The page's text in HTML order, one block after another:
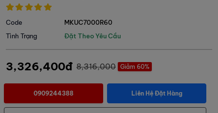
Tình Trạng Đặt Theo Yêu Cầu
Code MKUC7000R60
3,326,400đ 8,316,000 Giảm 60%
0909244388 Liên Hệ Đặt Hàng